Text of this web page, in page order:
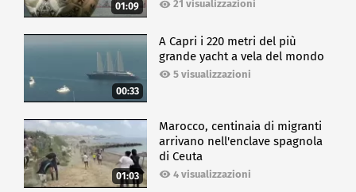
01:09 21 visualizzazioni
00:33
A Capri i 220 metri del più
grande yacht a vela del mondo
5 visualizzazioni
01:03
Marocco, centinaia di migranti
arrivano nell'enclave spagnola
di Ceuta
4 visualizzazioni